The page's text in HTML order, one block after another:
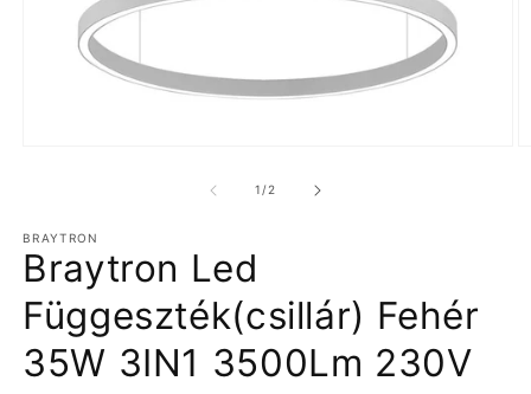
párbeszédpanelen
1 //2
BRAYTRON
Braytron Led
Függeszték(csillár) Fehér
35W 3IN1 3500Lm 230V